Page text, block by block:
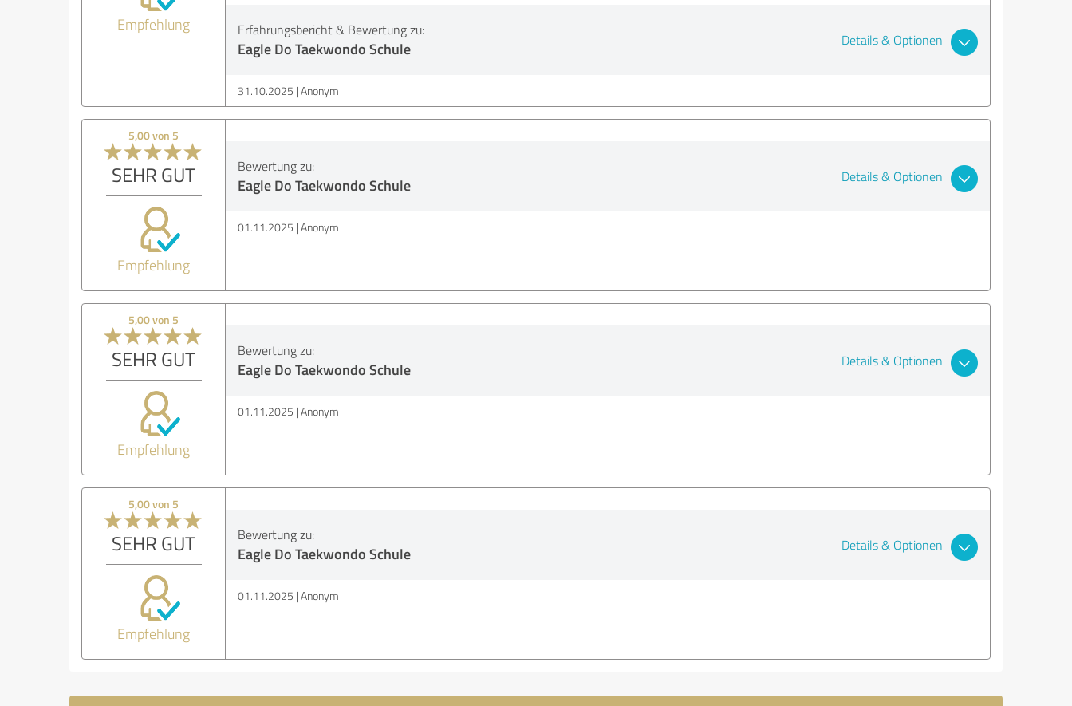
Empfehlung Erfahrungsbericht & Bewertung zu:
Eagle Do Taekwondo Schule Details & Optionen
31.10.2025 Anonym
5,00 von 5
SEHR GUT
Empfehlung
Bewertung zu:
Eagle Do Taekwondo Schule Details & Optionen
01.11.2025 Anonym
5,00 von 5
SEHR GUT
Empfehlung
Bewertung zu:
Eagle Do Taekwondo Schule Details & Optionen
01.11.2025 Anonym
5,00 von 5
SEHR GUT
Empfehlung
Bewertung zu:
Eagle Do Taekwondo Schule Details & Optionen
01.11.2025 Anonym